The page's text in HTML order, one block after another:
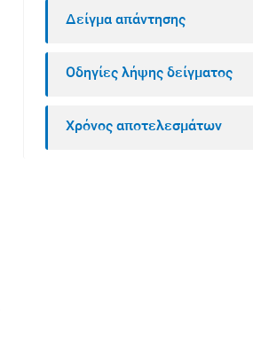
Δείγμα απάντησης
Οδηγίες λήψης δείγματος
Χρόνος αποτελεσμάτων